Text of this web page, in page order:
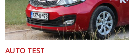
AUTO TEST